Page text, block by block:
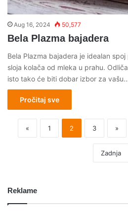
Aug 16, 2024 50,577
Bela Plazma bajadera
Bela Plazma bajadera je idealan
sloja kolača od mleka u prahu.
isto tako će biti dobar izbor za
Pročitaj sve
« 1 2 3 »
Zadnja
Reklame